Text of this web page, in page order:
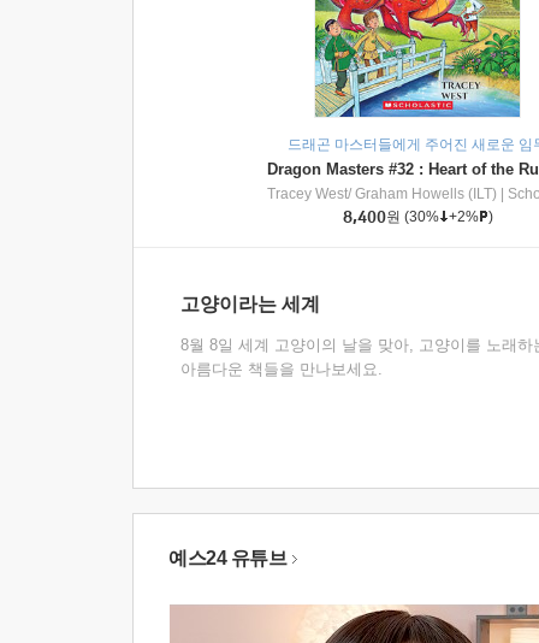
드래곤 마스터들에게 주어진 새로운 임
Tracey West/ Graham Howells (ILT)
8,400원 (30% +2% )
고양이라는 세계
8월 8일 세계 고양이의 날을 맞아, 고양이를 노래하
아름다운 책들을 만나보세요.
예스24 유튜브